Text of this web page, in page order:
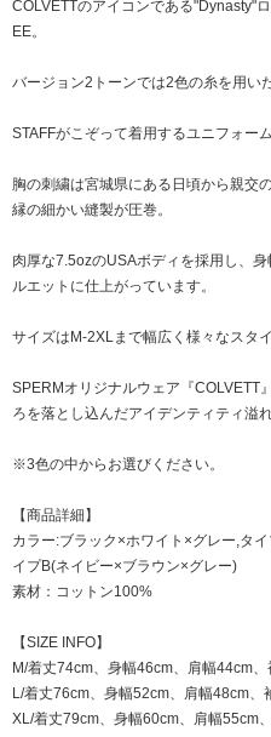
COLVETTのアイコンである"Dynasty"
EE。
バージョン2トーンでは2色の糸を用い
STAFFがこぞって着用するユニフォー
胸の刺繍は宮城県にある日頃から親交
縁の細かい縫製が圧巻。
肉厚な7.5ozのUSAボディを採用し、
ルエットに仕上がっています。
サイズはM-2XLまで幅広く様々なスタ
SPERMオリジナルウェア『COLVETT
ろを落とし込んだアイデンティティ溢れ
※3色の中からお選びください。
【商品詳細】
カラー:ブラック×ホワイト×グレー,タ
イプB(ネイビー×ブラウン×グレー)
素材：コットン100%
【SIZE INFO】
M/着丈74cm、身幅46cm、肩幅44cm
L/着丈76cm、身幅52cm、肩幅48cm、
XL/着丈79cm、身幅60cm、肩幅55cm